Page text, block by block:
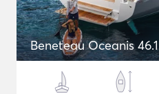
Beneteau Oceanis 46.1